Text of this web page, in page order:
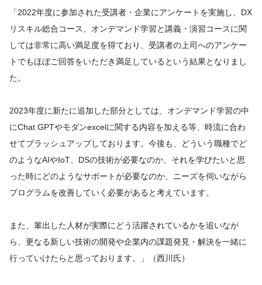
「2022年度に参加された受講者・企業にアンケートを実施し、DX
リスキル総合コース、オンデマンド学習と講義・演習コースに関
しては非常に高い満足度を得ており、受講者の上司へのアンケー
トでもほぼご回答をいただき満足しているという結果となりまし
た。
2023年度に新たに追加した部分としては、オンデマンド学習の中
にChat GPTやモダンexcelに関する内容を加える等、時流に合わ
せてブラッシュアップしております。今後も、どういう職種でど
のようなAIやIoT、DSの技術が必要なのか、それを学びたいと思
った時にどのようなサポートが必要なのか、ニーズを伺いながら
プログラムを改善していく必要があると考えています。
また、輩出した人材が実際にどう活躍されているかを追いなが
ら、更なる新しい技術の開発や企業内の課題発見・解決を一緒に
行っていけたらと思っております。」（西川氏）